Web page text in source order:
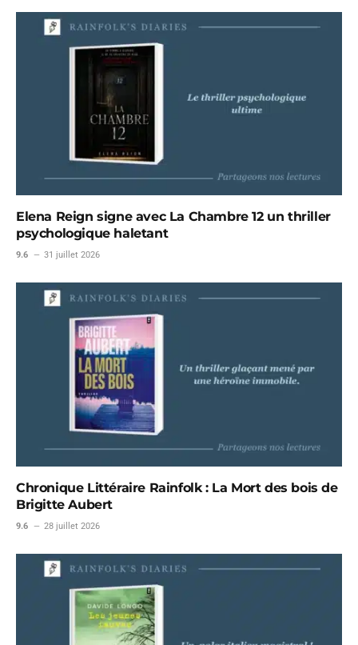
Elena Reign signe avec La Chambre 12 un thriller
psychologique haletant
9.6 31 juillet 2026
Chronique Littéraire Rainfolk : La Mort des bois de
Brigitte Aubert
9.6 28 juillet 2026